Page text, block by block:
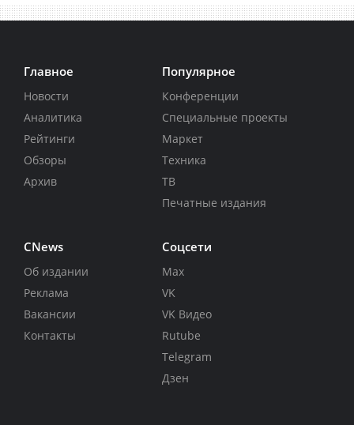
Главное
Новости
Аналитика
Рейтинги
Обзоры
Архив
Популярное
Конференции
Специальные проекты
Маркет
Техника
ТВ
Печатные издания
CNews
Об издании
Реклама
Вакансии
Контакты
Соцсети
Max
VK
VK Видео
Rutube
Telegram
Дзен